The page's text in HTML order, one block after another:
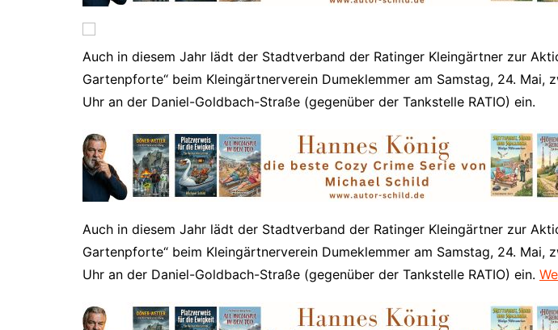
Auch in diesem Jahr lädt der Stadtverband der Ratinger Kleingärtner zur
Gartenpforte“ beim Kleingärtnerverein Dumeklemmer am Samstag, 24. Mai,
Uhr an der Daniel-Goldbach-Straße (gegenüber der Tankstelle RATIO) ein.
​Auch in diesem Jahr lädt der Stadtverband der Ratinger Kleingärtner zur
Gartenpforte“ beim Kleingärtnerverein Dumeklemmer am Samstag, 24. Mai,
Uhr an der Daniel-Goldbach-Straße (gegenüber der Tankstelle RATIO) ein.